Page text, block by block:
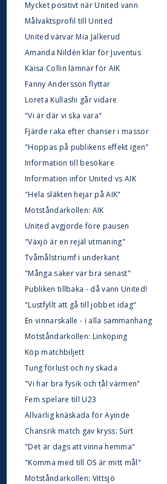
Mycket positivt när United vann
Målvaktsprofil till United
United värvar Mia Jalkerud
Amanda Nildén klar för Juventus
Kaisa Collin lämnar för AIK
Fanny Andersson flyttar
Loreta Kullashi går vidare
"Vi är där vi ska vara"
Fjärde raka efter chanser i massor
"Hoppas på publikens effekt igen"
Information till besökare
Information inför United vs AIK
"Hela släkten hejar på AIK"
Motståndarkollen: AIK
United avgjorde före pausen
"Växjö är en rejäl utmaning"
Tvåmålstriumf i underkant
"Många saker var bra senast"
Publiken tillbaka - då vann United!
"Lustfyllt att gå till jobbet idag"
En vinnarskalle - i alla sammanhang
Motståndarkollen: Linköping
Köp matchbiljett
Tung förlust och ny skada
"Vi har bra fysik och tål värmen"
Fem spelare till U23
Allvarlig knäskada för Ayinde
Chansrik match gav kryss: Surt
"Det är dags att vinna hemma"
"Komma med till OS är mitt mål"
Motståndarkollen: Vittsjö